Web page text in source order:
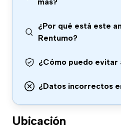
¿Por qué está este
Rentumo?
¿Cómo puedo evitar
¿Datos incorrectos
Ubicación